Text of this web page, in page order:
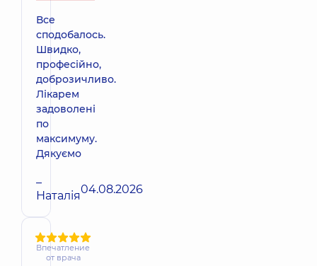
Все
сподобалось.
Швидко,
професійно,
доброзичливо.
Лікарем
задоволені
по
максимуму.
Дякуємо
–
Наталія04.08.2026
Впечатление
от врача